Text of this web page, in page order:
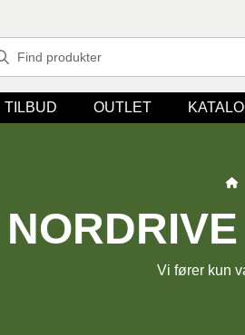
TILBUD OUTLET
Vi fører kun